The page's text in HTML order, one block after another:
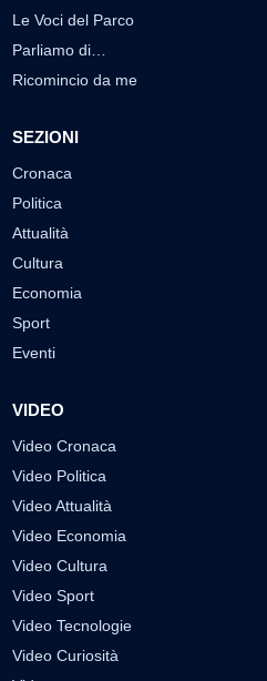
Le Voci del Parco
Parliamo di…
Ricomincio da me
SEZIONI
Cronaca
Politica
Attualità
Cultura
Economia
Sport
Eventi
VIDEO
Video Cronaca
Video Politica
Video Attualità
Video Economia
Video Cultura
Video Sport
Video Tecnologie
Video Curiosità